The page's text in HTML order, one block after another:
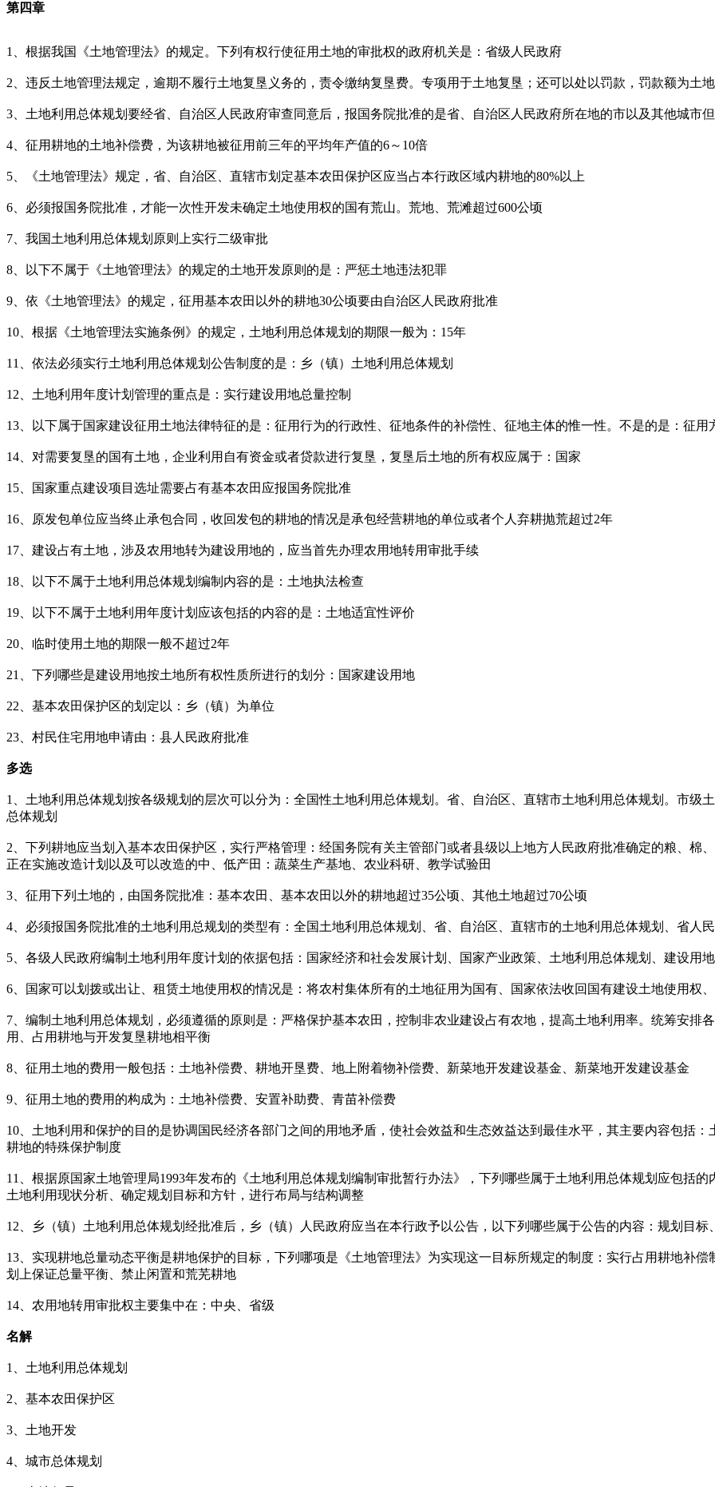
第四章
1、根据我国《土地管理法》的规定。下列有权行使征用土地的审批权的政府机关是：省级人民政府
2、违反土地管理法规定，逾期不履行土地复垦义务的，责令缴纳复垦费。专项用于土地复垦；还可以处以罚款，罚款额为土
3、土地利用总体规划要经省、自治区人民政府审查同意后，报国务院批准的是省、自治区人民政府所在地的市以及其他城市
4、征用耕地的土地补偿费，为该耕地被征用前三年的平均年产值的6～10倍
5、《土地管理法》规定，省、自治区、直辖市划定基本农田保护区应当占本行政区域内耕地的80%以上
6、必须报国务院批准，才能一次性开发未确定土地使用权的国有荒山。荒地、荒滩超过600公顷
7、我国土地利用总体规划原则上实行二级审批
8、以下不属于《土地管理法》的规定的土地开发原则的是：严惩土地违法犯罪
9、依《土地管理法》的规定，征用基本农田以外的耕地30公顷要由自治区人民政府批准
10、根据《土地管理法实施条例》的规定，土地利用总体规划的期限一般为：15年
11、依法必须实行土地利用总体规划公告制度的是：乡（镇）土地利用总体规划
12、土地利用年度计划管理的重点是：实行建设用地总量控制
13、以下属于国家建设征用土地法律特征的是：征用行为的行政性、征地条件的补偿性、征地主体的惟一性。不是的是：征用
14、对需要复垦的国有土地，企业利用自有资金或者贷款进行复垦，复垦后土地的所有权应属于：国家
15、国家重点建设项目选址需要占有基本农田应报国务院批准
16、原发包单位应当终止承包合同，收回发包的耕地的情况是承包经营耕地的单位或者个人弃耕抛荒超过2年
17、建设占有土地，涉及农用地转为建设用地的，应当首先办理农用地转用审批手续
18、以下不属于土地利用总体规划编制内容的是：土地执法检查
19、以下不属于土地利用年度计划应该包括的内容的是：土地适宜性评价
20、临时使用土地的期限一般不超过2年
21、下列哪些是建设用地按土地所有权性质所进行的划分：国家建设用地
22、基本农田保护区的划定以：乡（镇）为单位
23、村民住宅用地申请由：县人民政府批准
多选
1、土地利用总体规划按各级规划的层次可以分为：全国性土地利用总体规划。省、自治区、直辖市土地利用总体规划。市级
总体规划
2、下列耕地应当划入基本农田保护区，实行严格管理：经国务院有关主管部门或者县级以上地方人民政府批准确定的粮、棉
正在实施改造计划以及可以改造的中、低产田：蔬菜生产基地、农业科研、教学试验田
3、征用下列土地的，由国务院批准：基本农田、基本农田以外的耕地超过35公顷、其他土地超过70公顷
4、必须报国务院批准的土地利用总规划的类型有：全国土地利用总体规划、省、自治区、直辖市的土地利用总体规划、省人
5、各级人民政府编制土地利用年度计划的依据包括：国家经济和社会发展计划、国家产业政策、土地利用总体规划、建设用
6、国家可以划拨或出让、租赁土地使用权的情况是：将农村集体所有的土地征用为国有、国家依法收回国有建设土地使用权
7、编制土地利用总体规划，必须遵循的原则是：严格保护基本农田，控制非农业建设占有农地，提高土地利用率。统筹安排
用、占用耕地与开发复垦耕地相平衡
8、征用土地的费用一般包括：土地补偿费、耕地开垦费、地上附着物补偿费、新菜地开发建设基金、新菜地开发建设基金
9、征用土地的费用的构成为：土地补偿费、安置补助费、青苗补偿费
10、土地利用和保护的目的是协调国民经济各部门之间的用地矛盾，使社会效益和生态效益达到最佳水平，其主要内容包括
耕地的特殊保护制度
11、根据原国家土地管理局1993年发布的《土地利用总体规划编制审批暂行办法》，下列哪些属于土地利用总体规划应包括
土地利用现状分析、确定规划目标和方针，进行布局与结构调整
12、乡（镇）土地利用总体规划经批准后，乡（镇）人民政府应当在本行政予以公告，以下列哪些属于公告的内容：规划目
13、实现耕地总量动态平衡是耕地保护的目标，下列哪项是《土地管理法》为实现这一目标所规定的制度：实行占用耕地补
划上保证总量平衡、禁止闲置和荒芜耕地
14、农用地转用审批权主要集中在：中央、省级
名解
1、土地利用总体规划
2、基本农田保护区
3、土地开发
4、城市总体规划